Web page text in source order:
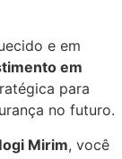
e em
em
para
no futuro.
Mirim, você